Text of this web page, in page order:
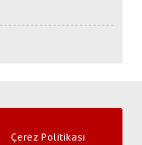
Çerez Politikası